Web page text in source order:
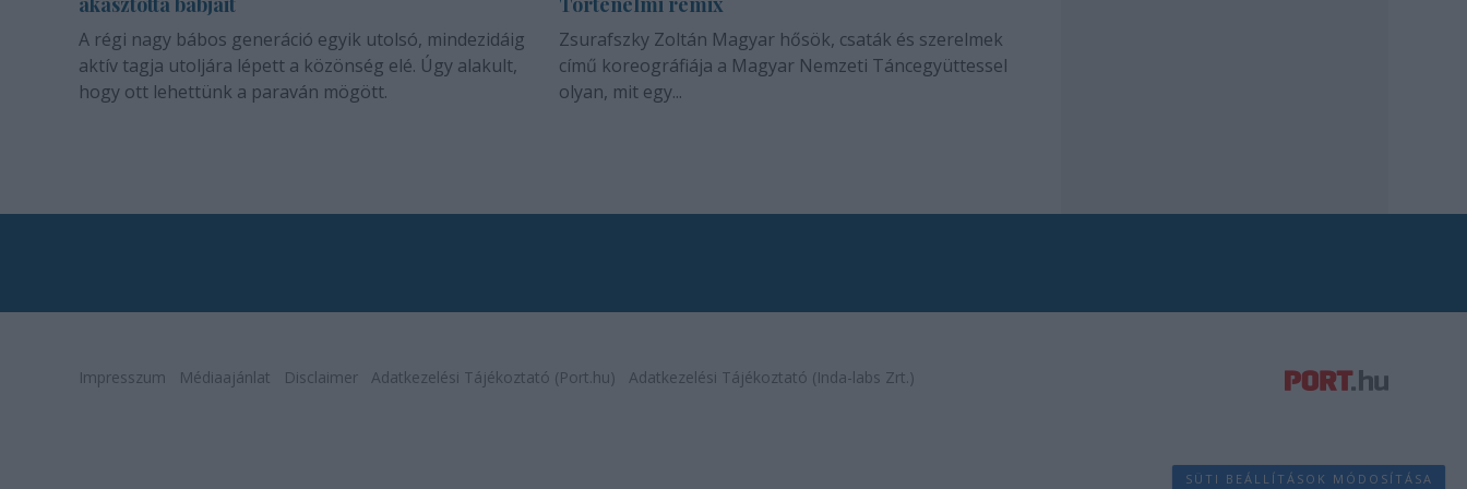
A régi nagy bábos generáció egyik utolsó, mindezidáig
aktív tagja utoljára lépett a közönség elé. Úgy alakult,
hogy ott lehettünk a paraván mögött.
Zsurafszky Zoltán Magyar hősök, csaták és szerelmek
című koreográfiája a Magyar Nemzeti Táncegyüttessel
olyan, mit egy...
Impresszum Médiaajánlat Disclaimer Adatkezelési Tájékoztató (Port.hu) Adatkezelési Tájékoztató (Inda-labs Zrt.)
SÜTI BEÁLLÍTÁSOK MÓDOSÍTÁSA